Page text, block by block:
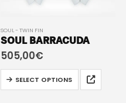
SOUL - TWIN FIN
SOUL BARRACUDA
505,00€
SELECT OPTIONS